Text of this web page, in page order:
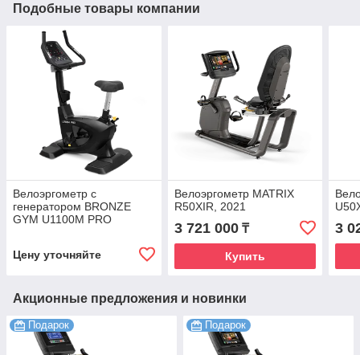
Подобные товары компании
Велоэргометр с
генератором BRONZE
GYM U1100M PRO
Цену уточняйте
Велоэргометр MATRIX
R50XIR, 2021
3 721 000₸
Купить
3
Акционные предложения и новинки
Подарок Подарок